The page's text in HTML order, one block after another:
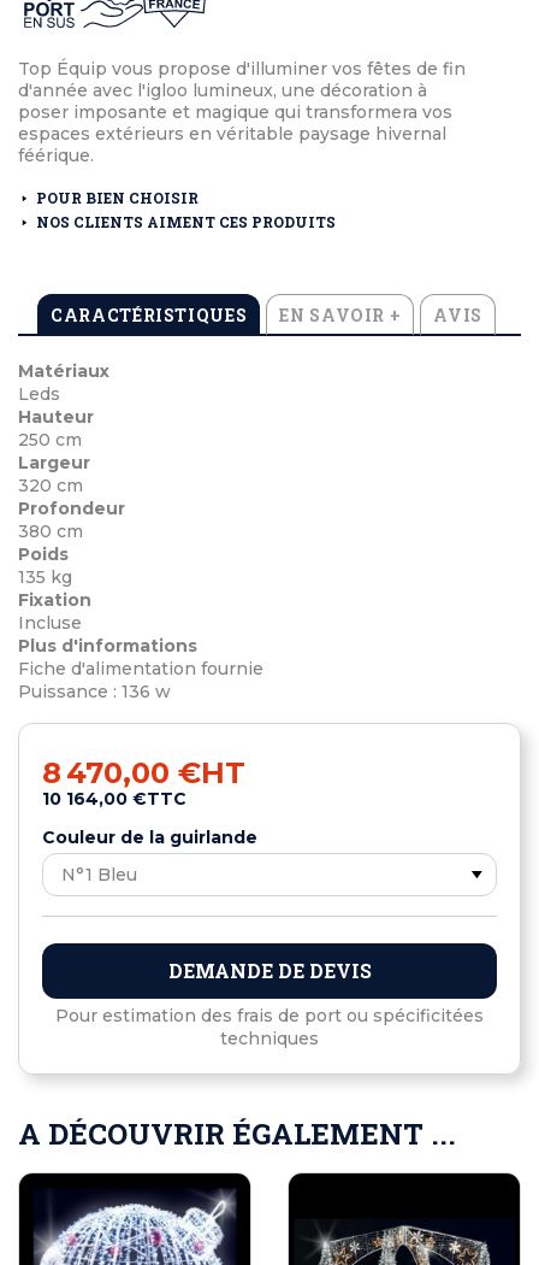
Top Équip vous propose d'illuminer vos fêtes de fin
d'année avec l'igloo lumineux, une décoration à
poser imposante et magique qui transformera vos
espaces extérieurs en véritable paysage hivernal
féérique.
POUR BIEN CHOISIR
NOS CLIENTS AIMENT CES PRODUITS
CARACTÉRISTIQUES EN SAVOIR + AVIS
Matériaux
Leds
Hauteur
250 cm
Largeur
320 cm
Profondeur
380 cm
Poids
135 kg
Fixation
Incluse
Plus d'informations
Fiche d'alimentation fournie
Puissance : 136 w
8 470,00 €HT
10 164,00 €TTC
Couleur de la guirlande
DEMANDE DE DEVIS
Pour estimation des frais de port ou spécificitées
techniques
A DÉCOUVRIR ÉGALEMENT ...